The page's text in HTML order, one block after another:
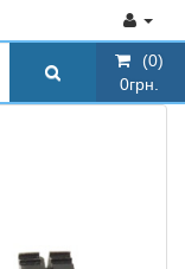
(0)
0грн.